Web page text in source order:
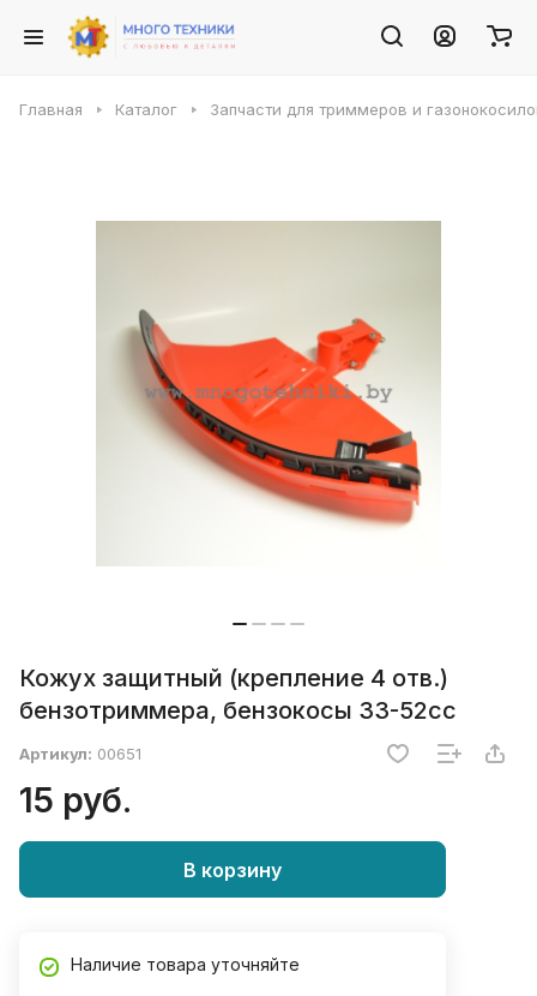
Главная Каталог Запчасти для триммеров и
Кожух защитный (крепление 4 отв.)
бензотриммера, бензокосы 33-52сс
Артикул: 00651
15 руб.
В корзину
Наличие товара уточняйте